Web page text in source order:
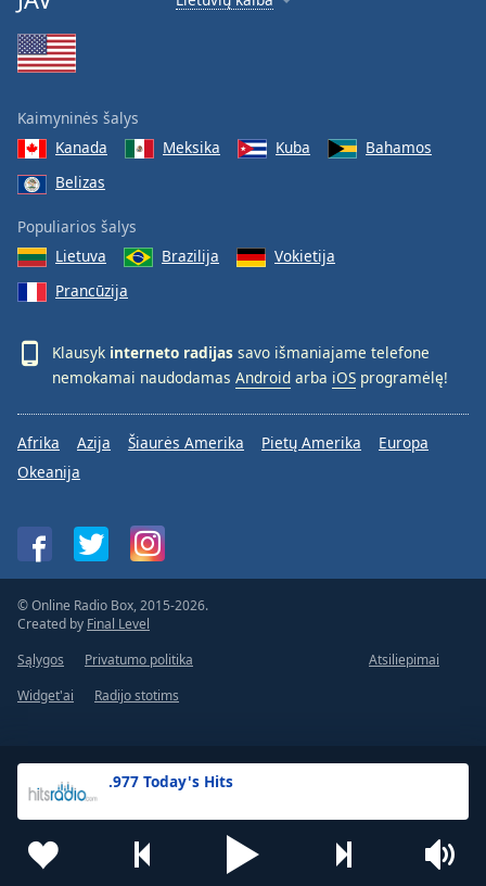
.977 Today's Hits
Kaimyninės šalys
Kanada
Meksika Kuba
Bahamos
Belizas
Populiarios šalys
Lietuva
Brazilija
Vokietija
Prancūzija
Klausyk interneto radijas savo išmaniajame telefone
nemokamai naudodamas Android arba iOS programėlę!
Afrika Azija Šiaurės Amerika Pietų Amerika
Europa
Okeanija
© Online Radio Box, 2015-2026.
Created by Final Level
Sąlygos
Privatumo politika
Atsiliepimai
Widget'ai
Radijo stotims